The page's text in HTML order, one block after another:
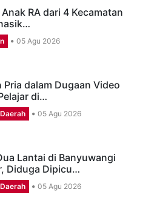
RA dari 4 Kecamatan
05 Agu 2026
Pria dalam Dugaan Video
di…
05 Agu 2026
Lantai di Banyuwangi
Diduga Dipicu…
05 Agu 2026